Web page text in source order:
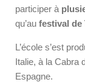
participer à
qu’au festival de
L’école s’est
Italie, à la Cabra
Espagne.